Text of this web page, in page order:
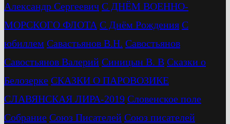
Александр Сергеевич С ДНЁМ ВОЕННО-
МОРСКОГО ФЛОТА С Днём Рождения С
юбиллем Савастьянов В.Н. Савостьянов
Савостьянов Валерий Синицын В. В Сказки о
Белозерке СКАЗКИ О ПАРОВОЗИКЕ
СЛАВЯНСКАЯ ЛИРА-2019 Словенское поле
Собрание Союз Писателей Союз писателей